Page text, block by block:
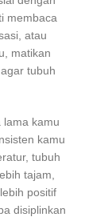
membaca
atau
matikan
tubuh
lama kamu
kamu
tubuh
tajam,
positif
disiplinkan